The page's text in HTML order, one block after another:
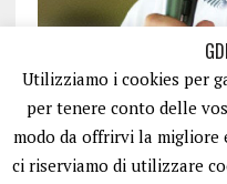
ISCRIVITI
Utilizziamo i cookies per
per tenere conto delle
modo da offrirvi la
ci riserviamo di utilizzare